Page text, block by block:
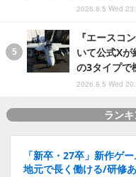
2026.8.5 Wed
『エースコ
いて公式Xが
の3タイプで
2026.8.5 Wed
ラン
「新卒・27卒」新作ゲ
地元で長く働ける/研修